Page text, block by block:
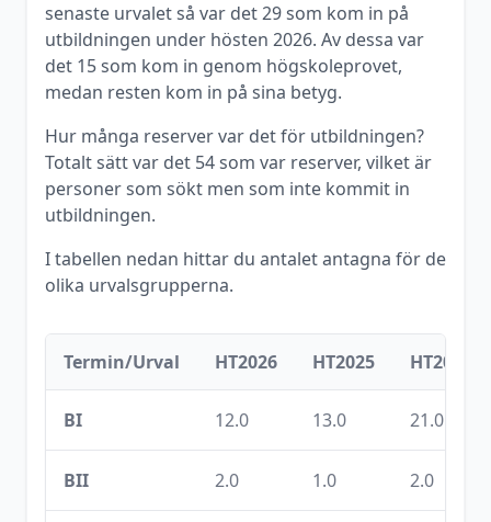
senaste urvalet så var det29som kom in på
utbildningen under hösten 2026. Av dessa var
det 15som kom in genom högskoleprovet,
medan resten kom in på sina betyg.
Hur många reserver var det för utbildningen?
Totalt sätt var det 54som var reserver, vilket är
personer som sökt men som inte kommit in
utbildningen.
I tabellen nedan hittar du antalet antagna för de
olika urvalsgrupperna.
Termin/Urval HT2026 HT2025 HT2024
BI 12.0 13.0 21.0
BII 2.0 1.0 2.0